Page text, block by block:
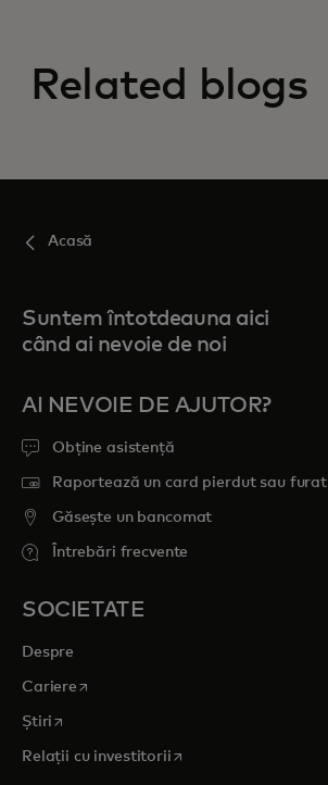
Related blogs
Acasă
Suntem întotdeauna aici
când ai nevoie de noi
AI NEVOIE DE AJUTOR?
Obține asistență
Raportează un card pierdut sau furat
Găsește un bancomat
Întrebări frecvente
SOCIETATE
Despre
Cariere opens in a new tab
Știri opens in a new tab
Relații cu investitoriiopens in a new tab